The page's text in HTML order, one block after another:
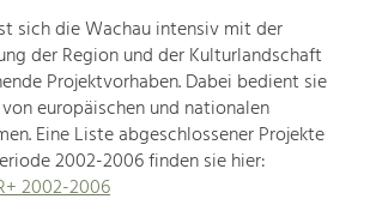
sich die Wachau intensiv mit der
der Region und der Kulturlandschaft
Projektvorhaben. Dabei bedient sie
europäischen und nationalen
Eine Liste abgeschlossener Projekte
2002-2006 finden sie hier:
2002-2006